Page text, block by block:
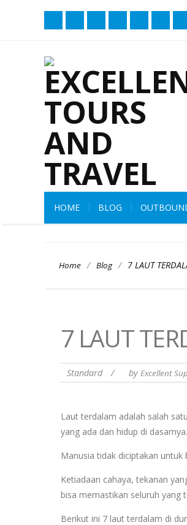
HOME BLOG
Home / Blog / 7 LAUT
7 LAUT
Standard / by Excellent
Laut terdalam adalah salah
yang ada dan hidup di dasarnya.
Manusia tidak diciptakan
Ketiadaan cahaya, tekanan
bisa memastikan seluruh yang
Berikut ini 7 laut terdalam di